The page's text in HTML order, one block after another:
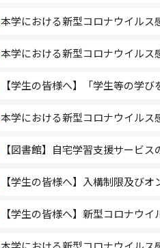
本学における新型コロナウイルス
本学における新型コロナウイルス
【学生の皆様へ】「学生等の学
本学における新型コロナウイルス
【図書館】自宅学習支援サービ
【学生の皆様へ】入構制限及び
【学生の皆様へ】新型コロナウ